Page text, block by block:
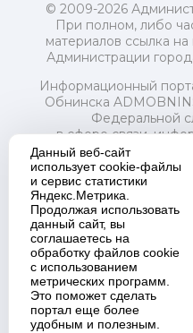
© 2009-2026
При полном, либо
материалов ссылка
Администрации
Информационный
Обнинска
Федеральной
в сфере связи,
и массовых
Свидетельство о
Учредитель:
распорядительный
Обнинск". Главный
Адрес
Телефон
Настоящий ресурс
Политика в отношении
Данный веб-сайт
использует cookie-файлы
и сервис статистики
Яндекс.Метрика.
Продолжая использовать
данный сайт, вы
соглашаетесь на
обработку файлов cookie
с использованием
метрических программ.
Это поможет сделать
портал еще более
удобным и полезным.